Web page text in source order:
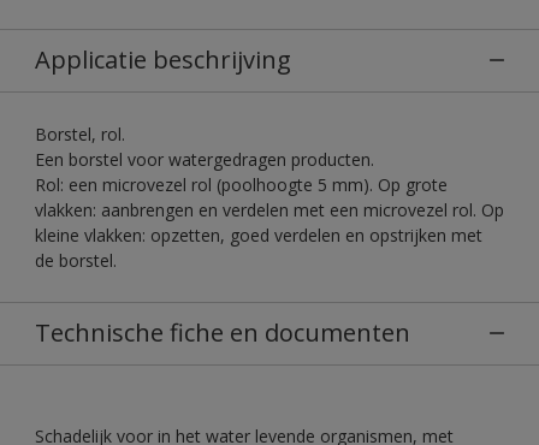
Applicatie beschrijving
Borstel, rol.
Een borstel voor watergedragen producten.
Rol: een microvezel rol (poolhoogte 5 mm). Op grote
vlakken: aanbrengen en verdelen met een microvezel rol. Op
kleine vlakken: opzetten, goed verdelen en opstrijken met
de borstel.
Technische fiche en documenten
Schadelijk voor in het water levende organismen, met